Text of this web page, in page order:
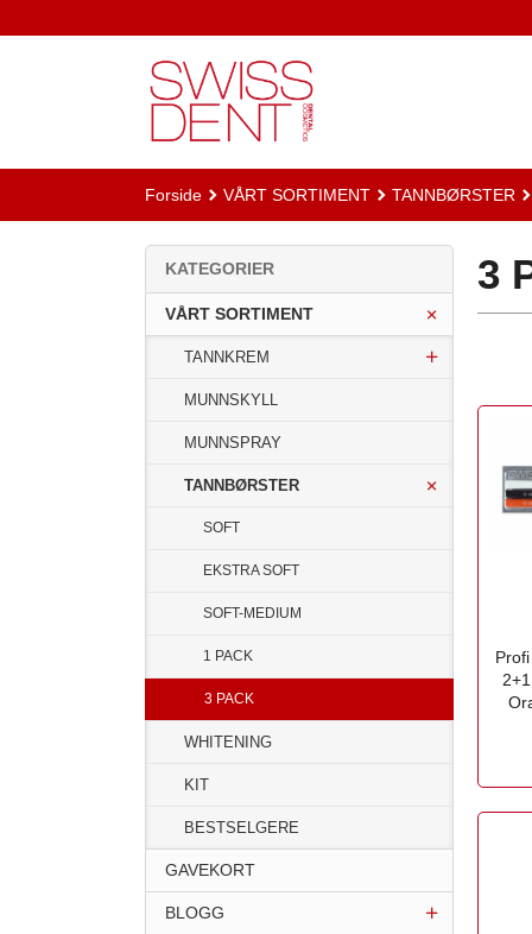
til
Forside VÅRT SORTIMENT TANNBØRSTER
3
KATEGORIER
VÅRT SORTIMENT
TANNKREM
MUNNSKYLL
MUNNSPRAY
TANNBØRSTER
SOFT
EKSTRA SOFT
SOFT-MEDIUM
1 PACK
3 PACK
WHITENING
KIT
BESTSELGERE
GAVEKORT
BLOGG